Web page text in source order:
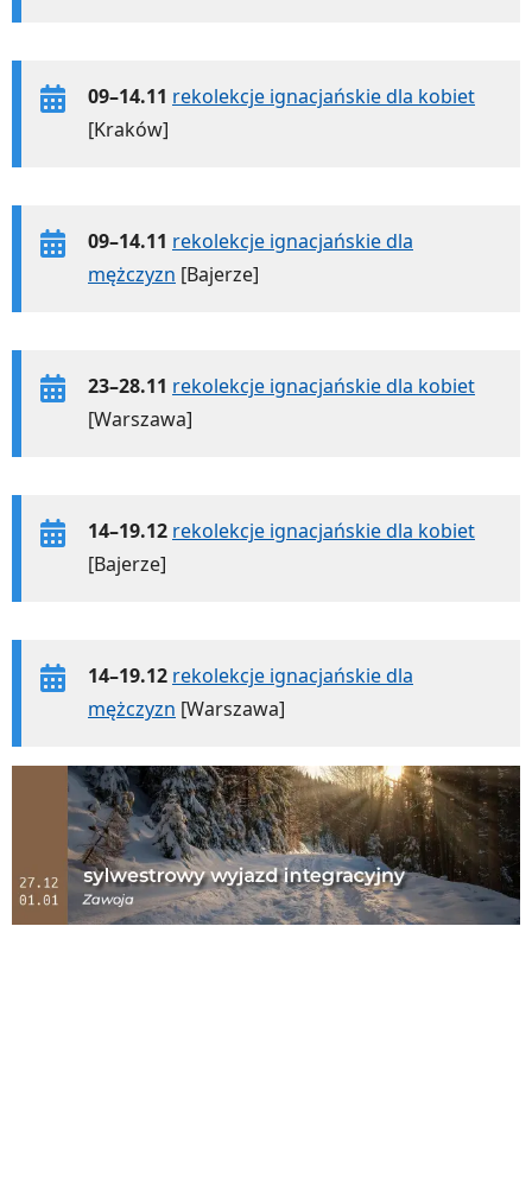
09–14.11 rekolekcje ignacjańskie dla kobiet
[Kraków]
09–14.11 rekolekcje ignacjańskie dla
mężczyzn [Bajerze]
23–28.11 rekolekcje ignacjańskie dla kobiet
[Warszawa]
14–19.12 rekolekcje ignacjańskie dla kobiet
[Bajerze]
14–19.12 rekolekcje ignacjańskie dla
mężczyzn [Warszawa]